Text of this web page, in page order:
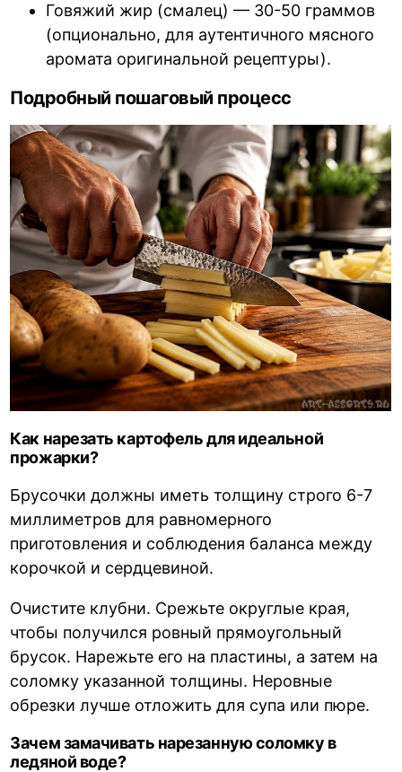
Говяжий жир (смалец) — 30-50 граммов
(опционально, для аутентичного мясного
аромата оригинальной рецептуры).
Подробный пошаговый процесс
Как нарезать картофель для идеальной
прожарки?
Брусочки должны иметь толщину строго 6-7
миллиметров для равномерного
приготовления и соблюдения баланса между
корочкой и сердцевиной.
Очистите клубни. Срежьте округлые края,
чтобы получился ровный прямоугольный
брусок. Нарежьте его на пластины, а затем на
соломку указанной толщины. Неровные
обрезки лучше отложить для супа или пюре.
Зачем замачивать нарезанную соломку в
ледяной воде?